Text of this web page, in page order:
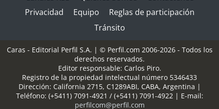
Privacidad
Equipo
Reglas de participación
Tránsito
Caras - Editorial Perfil S.A. | © Perfil.com 2006-2026 - Todos los
derechos reservados.
Editor responsable: Carlos Piro.
Registro de la propiedad intelectual número 5346433
Dirección: California 2715, C1289ABI, CABA, Argentina |
Teléfono: (+5411) 7091-4921 / (+5411) 7091-4922 | E-mail:
perfilcom@perfil.com